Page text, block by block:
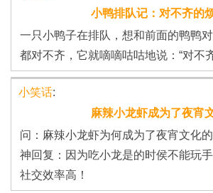
小鸭排队记：对不齐的
一只小鸭子在排队，想和前面的鸭鸭
都对不齐，它就嘀嘀咕咕地说：“对不
小笑话:
麻辣小龙虾成为了夜宵
问：麻辣小龙虾为何成为了夜宵文化
神回复：因为吃小龙是的时侯不能玩
社交效率高！